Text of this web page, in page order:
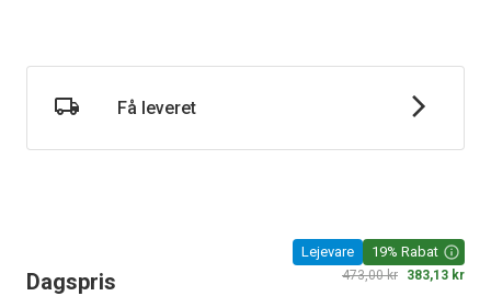
Få leveret
Lejevare 19% Rabat
Dagspris 473,00 kr 383,13 kr